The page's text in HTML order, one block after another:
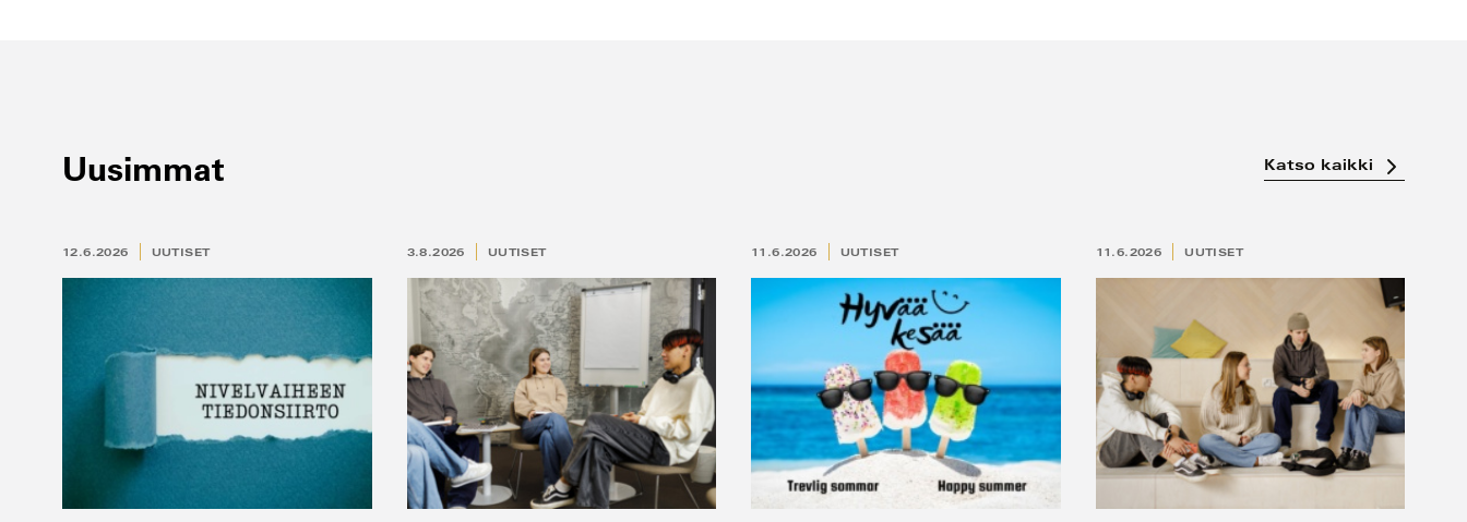
Uusimmat Katso kaikki
12.6.2026 UUTISET 3.8.2026 UUTISET 11.6.2026 UUTISET 11.6.2026 UUTISET